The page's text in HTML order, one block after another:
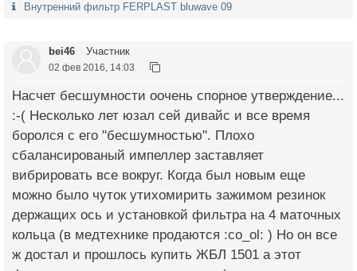
Внутренний фильтр FERPLAST bluwave 09
bei46 Участник
02 фев 2016, 14:03
Насчет бесшумности оочень спорное утверждение...
:-( Несколько лет юзал сей дивайс и все время
боролся с его "бесшумностью". Плохо
сбалансированый импеллер заставляет
вибрировать все вокруг. Когда был новым еще
можно было чуток утихомирить зажимом резинок
держащих ось и установкой фильтра на 4 маточных
кольца (в медтехнике продаются :co_ol: ) Но он все
ж достал и прошлось купить ЖБЛ 1501 а этот